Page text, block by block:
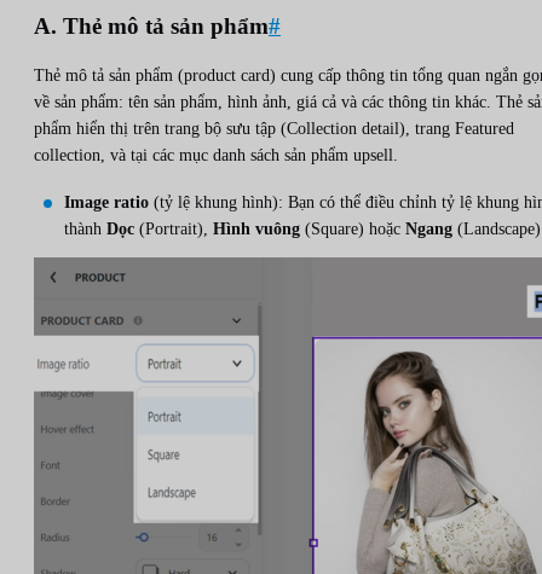
A. Thẻ mô tả sản phẩm#
Thẻ mô tả sản phẩm (product card) cung cấp thông tin tổng quan ngắn
về sản phẩm: tên sản phẩm, hình ảnh, giá cả và các thông tin khác. Thẻ
phẩm hiển thị trên trang bộ sưu tập (Collection detail), trang Featured
collection, và tại các mục danh sách sản phẩm upsell.
Image ratio (tỷ lệ khung hình): Bạn có thể điều chỉnh tỷ lệ khung
thành Dọc (Portrait), Hình vuông (Square) hoặc Ngang